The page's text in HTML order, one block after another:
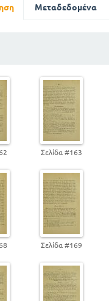
Μεταδεδομένα
Σελίδα #163
Σελίδα #169